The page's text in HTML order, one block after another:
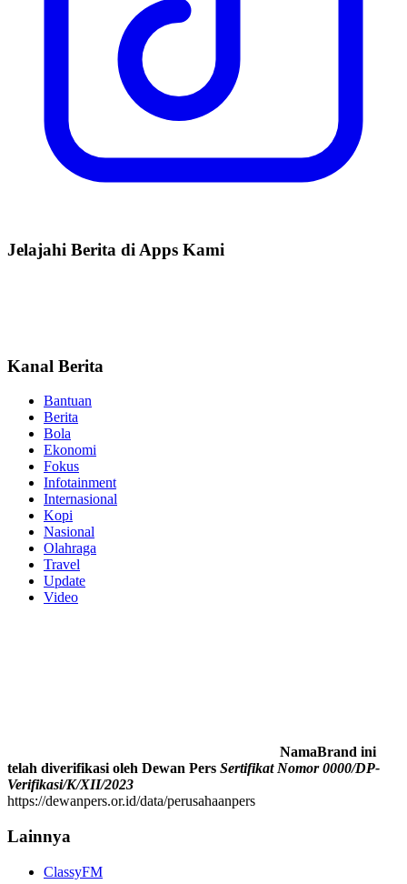
Jelajahi Berita di Apps Kami
Kanal Berita
Bantuan
Berita
Bola
Ekonomi
Fokus
Infotainment
Internasional
Kopi
Nasional
Olahraga
Travel
Update
Video
NamaBrand ini
telah diverifikasi oleh Dewan Pers Sertifikat Nomor 0000/DP-
Verifikasi/K/XII/2023
https://dewanpers.or.id/data/perusahaanpers
Lainnya
ClassyFM